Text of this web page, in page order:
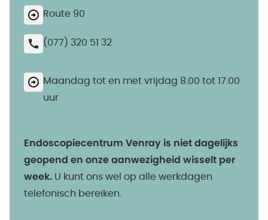
Route 90
(077) 320 51 32
Maandag tot en met vrijdag 8.00 tot 17.00
uur
Endoscopiecentrum Venray is niet dagelijks
geopend en onze aanwezigheid wisselt per
week. U kunt ons wel op alle werkdagen
telefonisch bereiken.